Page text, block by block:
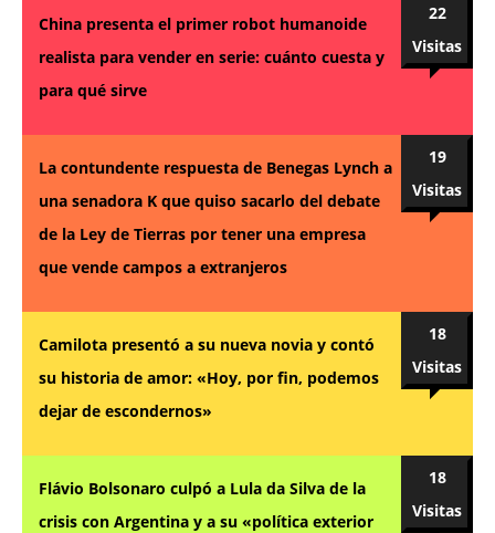
China presenta el primer robot humanoide
realista para vender en serie: cuánto cuesta y
para qué sirve
22
Visitas
La contundente respuesta de Benegas Lynch a
una senadora K que quiso sacarlo del debate
de la Ley de Tierras por tener una empresa
que vende campos a extranjeros
19
Visitas
Camilota presentó a su nueva novia y contó
su historia de amor: «Hoy, por fin, podemos
dejar de escondernos»
18
Visitas
Flávio Bolsonaro culpó a Lula da Silva de la
crisis con Argentina y a su «política exterior
18
Visitas